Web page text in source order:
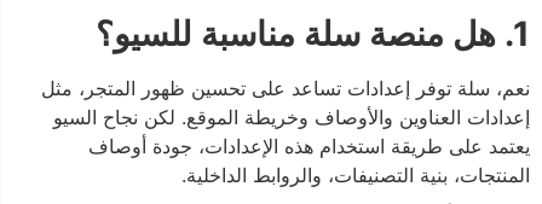
1. هل منصة سلة مناسبة للسيو؟
نعم، سلة توفر إعدادات تساعد على تحسين ظهور المتجر، مثل
إعدادات العناوين والأوصاف وخريطة الموقع. لكن نجاح السيو
يعتمد على طريقة استخدام هذه الإعدادات، جودة أوصاف
المنتجات، بنية التصنيفات، والروابط الداخلية.